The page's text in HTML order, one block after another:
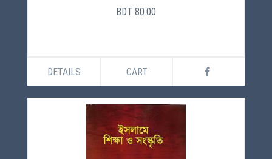
BDT 80.00
DETAILS CART